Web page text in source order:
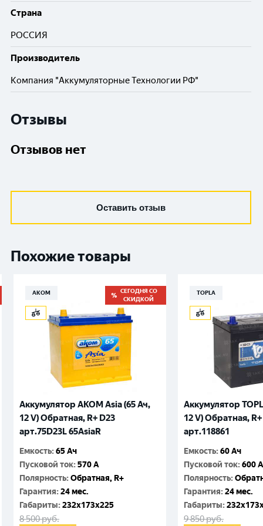
Cтрана
РОССИЯ
Производитель
Компания "Аккумуляторные Технологии РФ"
Отзывы
Отзывов нет
Оставить отзыв
Похожие товары
АКОМ
СЕГОДНЯ СО
СКИДКОЙ
Аккумулятор AKOM Asia (65 Ач,
12 V) Обратная, R+ D23
арт.75D23L 65AsiaR
Емкость:65 Ач
Пусковой ток:570 A
Полярность:Обратная, R+
Гарантия:24 мес.
Габариты:232x173x225
8 500руб.
TOPLA
Аккумулятор
12 V) Обратная,
арт.118861
Емкость:60 Ач
Пусковой ток:600 A
Полярность:
Гарантия:24 мес.
Габариты:
9 850руб.